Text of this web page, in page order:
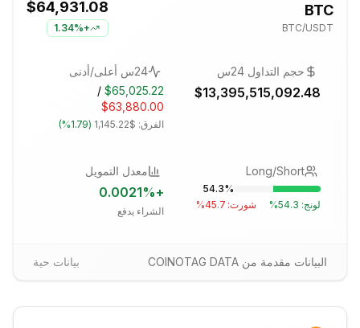
BTC
BTC/USDT
$64,931.08
+
1.34%
حجم التداول 24س
$13,395,515,092.48
24س أعلى/أدنى
$65,025.22
/
$63,880.00
الفرق: $1,145.22
(
1.79%
)
Long/Short
54.3%
لونج: 54.3
% شورت: 45.7
%
معدل التمويل
+
0.0021%
الشراء يدفع
البيانات مقدمة من COINOTAG DATA بيانات حية